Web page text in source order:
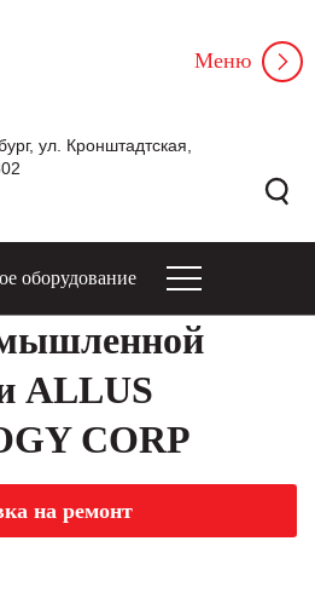
ул. Кронштадтская,
Меню
оборудование
ALLUS
CORP
на ремонт